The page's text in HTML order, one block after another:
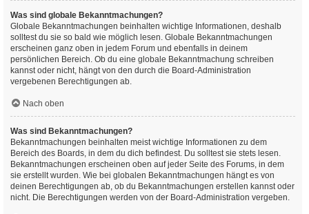
Was sind globale Bekanntmachungen?
Globale Bekanntmachungen beinhalten wichtige Informationen, deshalb
solltest du sie so bald wie möglich lesen. Globale Bekanntmachungen
erscheinen ganz oben in jedem Forum und ebenfalls in deinem
persönlichen Bereich. Ob du eine globale Bekanntmachung schreiben
kannst oder nicht, hängt von den durch die Board-Administration
vergebenen Berechtigungen ab.
Nach oben
Was sind Bekanntmachungen?
Bekanntmachungen beinhalten meist wichtige Informationen zu dem
Bereich des Boards, in dem du dich befindest. Du solltest sie stets lesen.
Bekanntmachungen erscheinen oben auf jeder Seite des Forums, in dem
sie erstellt wurden. Wie bei globalen Bekanntmachungen hängt es von
deinen Berechtigungen ab, ob du Bekanntmachungen erstellen kannst oder
nicht. Die Berechtigungen werden von der Board-Administration vergeben.